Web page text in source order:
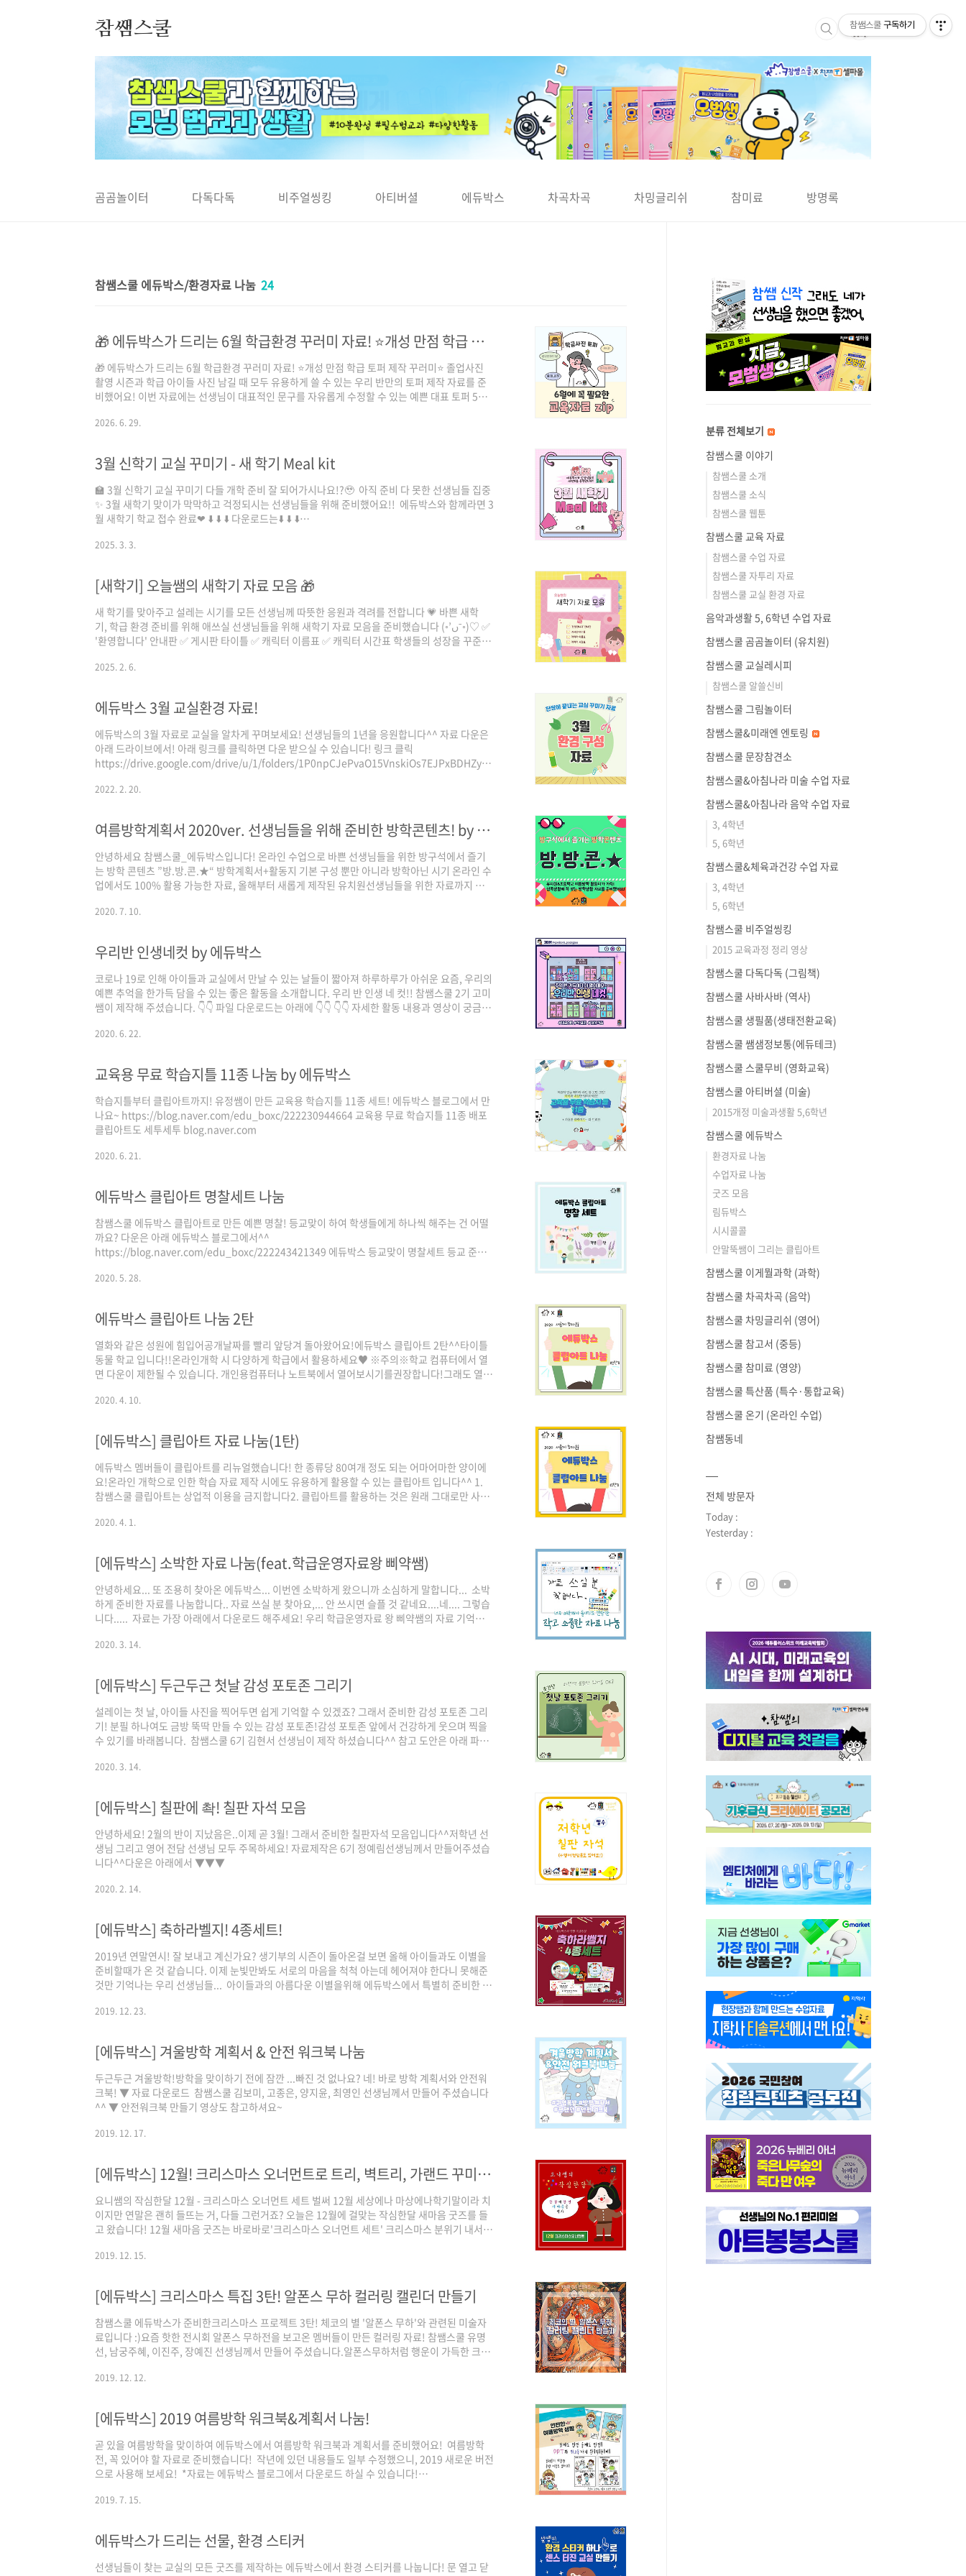
참쌤스쿨
◀
곰곰놀이터 다독다독 비주얼씽킹 아티버셜 에듀박스 차곡차곡 차밍글리쉬 참미료 방명록
참쌤스쿨 에듀박스/환경자료 나눔 24
🎁 에듀박스가 드리는 6월 학급환경 꾸러미 자료! ⭐개성 만점 학급 토퍼 제작 꾸러미⭐
🎁 에듀박스가 드리는 6월 학급환경 꾸러미 자료! ⭐개성 만점 학급 토퍼 제작 꾸러미⭐ 졸업사진
촬영 시즌과 학급 아이들 사진 남길 때 모두 유용하게 쓸 수 있는 우리 반만의 토퍼 제작 자료를 준
비했어요! 이번 자료에는 선생님이 대표적인 문구를 자유롭게 수정할 수 있는 예쁜 대표 토퍼 5종
PPT까지 모두 담았습니다! 졸업사진과 학급 환경 사진 촬영 등 사진 촬영 시즌에 아이들과 추억을
(@chacco.teacher) .🔽자료 다운로드🔽 .🔽캔바 링크
🔽https://canva.link/zr5spymjmrv64mb (파..
2026. 6. 29.
3월 신학기 교실 꾸미기 - 새 학기 Meal kit
🏫 3월 신학기 교실 꾸미기 다들 개학 준비 잘 되어가시나요!?🥹 아직 준비 다 못한 선생님들 집중
✨ 3월 새학기 맞이가 막막하고 걱정되시는 선생님들을 위해 준비했어요!! 에듀박스와 함께라면 3
월 새학기 학교 접수 완료❤ ⬇️ ⬇️ ⬇️ 다운로드는⬇️ ⬇️ ⬇️
usp=sharing
2025. 3. 3.
[새학기] 오늘쌤의 새학기 자료 모음 🎁
새 학기를 맞아주고 설레는 시기를 모든 선생님께 따뜻한 응원과 격려를 전합니다 💗 바쁜 새학
기, 학급 환경 준비를 위해 애쓰실 선생님들을 위해 새학기 자료 모음을 준비했습니다 ‎(◦’ںˉ◦)♡ ✅
'환영합니다' 안내판 ✅ 게시판 타이틀 ✅ 캐릭터 이름표 ✅ 캐릭터 시간표 학생들의 성장을 꾸준
다운로
usp=sharing 💾 다운로드는 참쌤스쿨 또는 에듀박스 블로그에서!
2025. 2. 6.
에듀박스 3월 교실환경 자료!
에듀박스의 3월 자료로 교실을 알차게 꾸며보세요! 선생님들의 1년을 응원합니다^^ 자료 다운은
아래 드라이브에서! 아래 링크를 클릭하면 다운 받으실 수 있습니다! 링크 클릭
https://drive.google.com/drive/u/1/folders/1P0npCJePvaO15VnskiOs7EJPxBDHZyMj
https://blog.naver.com/edu_boxc/222252823380 2020 3월 환경구성자료 나눔(1탄) 안녕
컬러... blog.naver.com 티몬체 : https://brunch.co.kr/@creative/32 쿠키런체: https:/..
2022. 2. 20.
여름방학계획서 2020ver. 선생님들을 위해 준비한 방학콘텐츠! by 에듀박스
안녕하세요 참쌤스쿨_에듀박스입니다! 온라인 수업으로 바쁜 선생님들을 위한 방구석에서 즐기
는 방학 콘텐츠 ”방.방.콘.★“ 방학계획서+활동지 기본 구성 뿐만 아니라 방학아닌 시기 온라인 수
업에서도 100% 활용 가능한 자료, 올해부터 새롭게 제작된 유치원선생님들을 위한 자료까지 더해
오프라인 수업으로 눈코뜰새없이 바쁠 우리 선생님들께 작은 도움이 되고자 에듀박스가 준비한 선
즐거운 여름방학 맞이하시길 바랍니다! ▽▼▽▼▽▼▽전체 파일 다운로드 링크
▼▽▼▽▼▽▼ https://drive.google.com/drive/fol..
2020. 7. 10.
우리반 인생네컷 by 에듀박스
코로나 19로 인해 아이들과 교실에서 만날 수 있는 날들이 짧아져 하루하루가 아쉬운 요즘, 우리의
예쁜 추억을 한가득 담을 수 있는 좋은 활동을 소개합니다. 우리 반 인생 네 컷!! 참쌤스쿨 2기 고미
쌤이 제작해 주셨습니다. 👇👇 파일 다운로드는 아래에 👇👇 👇👇 자세한 활동 내용과 영상이 궁금하
2020. 6. 22.
교육용 무료 학습지틀 11종 나눔 by 에듀박스
학습지틀부터 클립아트까지! 유정쌤이 만든 교육용 학습지틀 11종 세트! 에듀박스 블로그에서 만
나요~ https://blog.naver.com/edu_boxc/222230944664 교육용 무료 학습지틀 11종 배포
클립아트도 세투세투 blog.naver.com
2020. 6. 21.
에듀박스 클립아트 명찰세트 나눔
참쌤스쿨 에듀박스 클립아트로 만든 예쁜 명찰! 등교맞이 하여 학생들에게 하나씩 해주는 건 어떨
까요? 다운은 아래 에듀박스 블로그에서^^
https://blog.naver.com/edu_boxc/222243421349 에듀박스 등교맞이 명찰세트 등교 준비
ht... blog.naver.com
2020. 5. 28.
에듀박스 클립아트 나눔 2탄
열화와 같은 성원에 힘입어공개날짜를 빨리 앞당겨 돌아왔어요!에듀박스 클립아트 2탄^^타이틀
동물 학교 입니다!!온라인개학 시 다양하게 학급에서 활용하세요♥ ※주의※학교 컴퓨터에서 열
면 다운이 제한될 수 있습니다. 개인용컴퓨터나 노트북에서 열어보시기를권장합니다!그래도 열리
니다2. 클립아트를 활용하는 것은 원래 그대로만 사용해 주세요.3. 에듀박스 클립아트 사용했음을
https://drive.google.com/drive/folders/1nRMekC-2ktICSEN8OhlVA2iDZ9o4YMFI?
usp=sharing ​1탄 : 보건 식물 인..
2020. 4. 10.
[에듀박스] 클립아트 자료 나눔(1탄)
에듀박스 멤버들이 클립아트를 리뉴얼했습니다! 한 종류당 80여개 정도 되는 어마어마한 양이에
요!​온라인 개학으로 인한 학습 자료 제작 시에도 유용하게 활용할 수 있는 클립아트 입니다^^ 1.
참쌤스쿨 클립아트는 상업적 이용을 금지합니다2. 클립아트를 활용하는 것은 원래 그대로만 사용
니다! ​다운은 아래 드라이브에서
usp=sharing 2탄 : 타이틀 동물 학교 https://chamssaem.com/960
2020. 4. 1.
[에듀박스] 소박한 자료 나눔(feat.학급운영자료왕 삐약쌤)
안녕하세요... 또 조용히 찾아온 에듀박스... 이번엔 소박하게 왔으니까 소심하게 말합니다... ​ 소박
하게 준비한 자료를 나눔합니다.. 자료 쓰실 분 찾아요,... 안 쓰시면 슬플 것 같네요....네.... 그렇습
니다..... ​ 자료는 가장 아래에서 다운로드 해주세요! 우리 학급운영자료 왕 삐약쌤의 자료 기억나시
박한 자료 나눔(feat.학급운영자료왕 삐약쌤) 안녕하세요... 또 조용히 찾아온 에듀박스... 이번엔
https://blog.naver.com/edu_boxc/222243420280 그런 ..
2020. 3. 14.
[에듀박스] 두근두근 첫날 감성 포토존 그리기
설레이는 첫 날, 아이들 사진을 찍어두면 쉽게 기억할 수 있겠죠? 그래서 준비한 감성 포토존 그리
기! 분필 하나여도 금방 뚝딱 만들 수 있는 감성 포토존!​감성 포토존 앞에서 건강하게 웃으며 찍을
수 있기를 바래봅니다.​ ​ 참쌤스쿨 6기 김현서 선생님이 제작 하셨습니다^^ 참고 도안은 아래 파일
2020. 3. 14.
[에듀박스] 칠판에 촥! 칠판 자석 모음
안녕하세요! 2월의 반이 지났음은..이제 곧 3월!​​ 그래서 준비한 칠판자석 모음입니다^^​​저학년 선
생님 그리고 영어 전담 선생님 모두 주목하세요!​​ 자료제작은 6기 정예림선생님께서 만들어주셨습
니다^^​다운은 아래에서 ▼▼▼
2020. 2. 14.
[에듀박스] 축하라벨지! 4종세트!
2019년 연말연시! 잘 보내고 계신가요? 생기부의 시즌이 돌아온걸 보면 올해 아이들과도 이별을
준비할때가 온 것 같습니다. 이제 눈빛만봐도 서로의 마음을 척척 아는데 헤어져야 한다니 못해준
것만 기억나는 우리 선생님들... ​ 아이들과의 아름다운 이별을위해 에듀박스에서 특별히 준비한 축
님표 수제스티커 완성! 자료 다운은 아래 에듀박스 블로그에서 받으세요
https://blog.naver.com/edu_boxc/222243415969 축하라벨지! 4종세트! 2019년 연말연
시! 잘 보내고 계신가요? 생기부의 시즌이 돌아온걸 보면 올해 ..
2019. 12. 23.
[에듀박스] 겨울방학 계획서 & 안전 워크북 나눔
두근두근 겨울방학!방학을 맞이하기 전에 잠깐 ...빠진 것 없나요? 네! 바로 방학 계획서와 안전워
크북! ▼ 자료 다운로드 ​ 참쌤스쿨 김보미, 고종은, 양지윤, 최영인 선생님께서 만들어 주셨습니다
^^ ▼ 안전워크북 만들기 영상도 참고하셔요~
2019. 12. 17.
[에듀박스] 12월! 크리스마스 오너먼트로 트리, 벽트리, 가랜드 꾸미기 - 요니쌤의 작심한달
요니쌤의 작심한달 12월 - 크리스마스 오너먼트 세트 벌써 12월 세상에나 마상에나학기말이라 치
이지만 연말은 괜히 들뜨는 거, 다들 그런거죠? 오늘은 12월에 걸맞는 작심한달 새마음 굿즈를 들
고 왔습니다! 12월 새마음 굿즈는 바로바로'크리스마스 오너먼트 세트' 크리스마스 분위기 내서
한 사이즈로 준비했으니 집중해주세요! 첫 번째 사이즈는A4사이즈의 나만의 트리를 만들 수 있는
가 해도 재밌더군요...ㅋㅋㅋㅋ)가정에서 트리를 꾸미는 곳도 있지만 기회가 없는 아이들은 트리를
꾸며보면서 크리스마스 기분도 낼 수 있고내가 원..
2019. 12. 15.
[에듀박스] 크리스마스 특집 3탄! 알폰스 무하 컬러링 캘린더 만들기
참쌤스쿨 에듀박스가 준비한크리스마스 프로젝트 3탄! 체코의 별 '알폰스 무하'와 관련된 미술자
료입니다 :)요즘 핫한 전시회 알폰스 무하전을 보고온 멤버들이 만든 컬러링 자료! 참쌤스쿨 유명
선, 남궁주혜, 이진주, 장예진 선생님께서 만들어 주셨습니다.알폰스무하처럼 행운이 가득한 크리
철 도슨트의 이야기로 구성되어 있습니다.
2019. 12. 12.
[에듀박스] 2019 여름방학 워크북&계획서 나눔!
곧 있을 여름방학을 맞이하여 에듀박스에서 여름방학 워크북과 계획서를 준비했어요! ​ 여름방학
전, 꼭 있어야 할 자료로 준비했습니다! ​ 작년에 있던 내용들도 일부 수정했으니, 2019 새로운 버전
으로 사용해 보세요! ​ *자료는 에듀박스 블로그에서 다운로드 하실 수 있습니다!
을 여름방학을 맞이하여 에듀박스에서 여름방학 워크북과 계획서를 준비했어요! 여름방학전, 꼭
2019. 7. 15.
에듀박스가 드리는 선물, 환경 스티커
선생님들이 찾는 교실의 모든 굿즈를 제작하는 에듀박스에서 환경 스티커를 나눕니다! 문 열고 닫
분류 전체보기
참쌤스쿨 이야기
참쌤스쿨 소개
참쌤스쿨 소식
참쌤스쿨 웹툰
참쌤스쿨 교육 자료
참쌤스쿨 수업 자료
참쌤스쿨 자투리 자료
참쌤스쿨 교실 환경 자료
음악과생활 5, 6학년 수업 자료
참쌤스쿨 곰곰놀이터 (유치원)
참쌤스쿨 교실레시피
참쌤스쿨 알쓸신비
참쌤스쿨 그림놀이터
참쌤스쿨&미래엔 엔토링
참쌤스쿨 문장참견소
참쌤스쿨&아침나라 미술 수업 자료
참쌤스쿨&아침나라 음악 수업 자료
3, 4학년
5, 6학년
참쌤스쿨&체육과건강 수업 자료
3, 4학년
5, 6학년
참쌤스쿨 비주얼씽킹
2015 교육과정 정리 영상
참쌤스쿨 다독다독 (그림책)
참쌤스쿨 사바사바 (역사)
참쌤스쿨 생필품(생태전환교육)
참쌤스쿨 쌤샘정보통(에듀테크)
참쌤스쿨 스쿨무비 (영화교육)
참쌤스쿨 아티버셜 (미술)
2015개정 미술과생활 5,6학년
참쌤스쿨 에듀박스
환경자료 나눔
수업자료 나눔
굿즈 모음
림듀박스
시시콜콜
안말뚝쌤이 그리는 클립아트
참쌤스쿨 이게뭘과학 (과학)
참쌤스쿨 차곡차곡 (음악)
참쌤스쿨 차밍글리쉬 (영어)
참쌤스쿨 참고서 (중등)
참쌤스쿨 참미료 (영양)
참쌤스쿨 특산품 (특수·통합교육)
참쌤스쿨 온기 (온라인 수업)
참쌤동네
전체 방문자
Today :
Yesterday :
참쌤스쿨 구독하기